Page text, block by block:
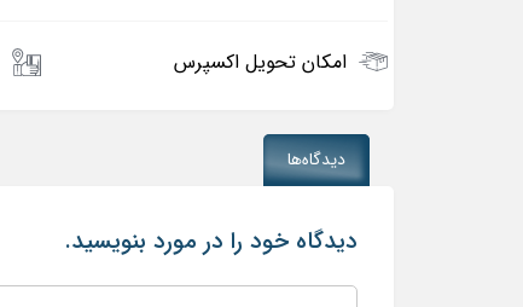
امکان تحویل اکسپرس
دیدگاه‌ها
دیدگاه خود را در مورد بنویسید.